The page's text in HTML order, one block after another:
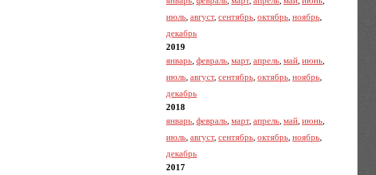
июль,август,сентябрь,октябрь,ноябрь,
декабрь
2019
январь,февраль,март,апрель,май,июнь,
июль,август,сентябрь,октябрь,ноябрь,
декабрь
2018
январь,февраль,март,апрель,май,июнь,
июль,август,сентябрь,октябрь,ноябрь,
декабрь
2017